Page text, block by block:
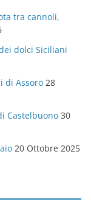
tra cannoli,
dolci Siciliani
di Assoro 28
Castelbuono 30
20 Ottobre 2025